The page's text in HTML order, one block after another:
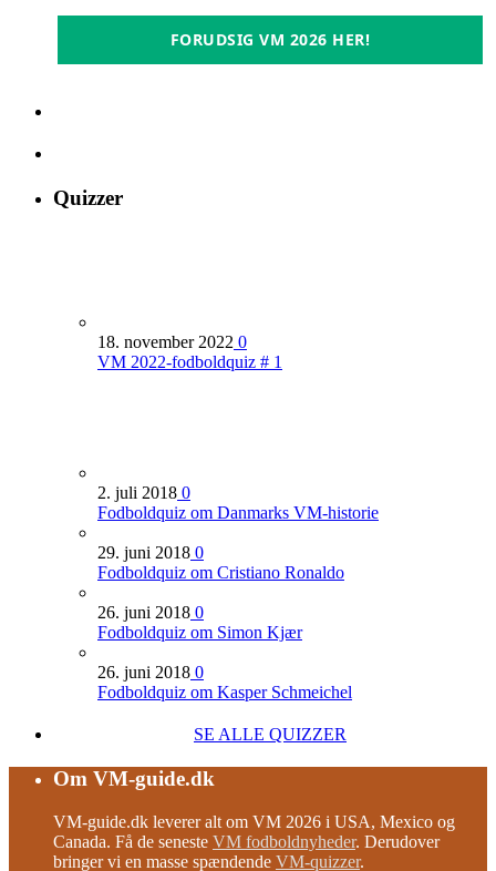
FORUDSIG VM 2026 HER!
Quizzer
18. november 2022 0
VM 2022-fodboldquiz # 1
2. juli 2018 0
Fodboldquiz om Danmarks VM-historie
29. juni 2018 0
Fodboldquiz om Cristiano Ronaldo
26. juni 2018 0
Fodboldquiz om Simon Kjær
26. juni 2018 0
Fodboldquiz om Kasper Schmeichel
SE ALLE QUIZZER
Om VM-guide.dk
VM-guide.dk leverer alt om VM 2026 i USA, Mexico og
Canada. Få de seneste VM fodboldnyheder. Derudover
bringer vi en masse spændende VM-quizzer.